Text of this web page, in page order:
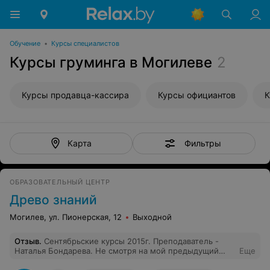
Обучение • Курсы специалистов
Курсы груминга в Могилеве 2
Курсы продавца-кассира Курсы официантов
Карта Фильтры
ОБРАЗОВАТЕЛЬНЫЙ ЦЕНТР
Древо знаний
Могилев, ул. Пионерская, 12 Выходной
Отзыв. Сентябрьские курсы 2015г. Преподаватель -
Наталья Бондарева. Не смотря на мой предыдущий
Еще